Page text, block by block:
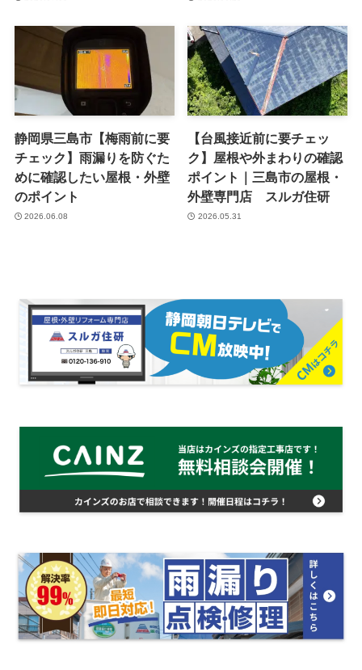
静岡県三島市【梅雨前に要
チェック】雨漏りを防ぐた
めに確認したい屋根・外壁
のポイント
2026.06.08
【台風接近前に要チェッ
ク】屋根や外まわりの確認
ポイント｜三島市の屋根・
外壁専門店 スルガ住研
2026.05.31